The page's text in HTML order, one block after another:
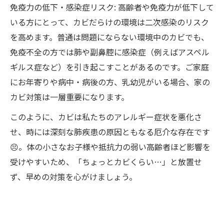
免疫力の低下・感染症リスク: 高齢者や免疫力が低下して
いる方にとって、カビだらけの環境は二次感染のリスク
を高めます。普通は問題にならない環境中のカビでも、
免疫不全の方では肺や副鼻腔に感染症（例えばアスペル
ギルス症など）を引き起こすことがあるのです。ご家庭
にお年寄りや病中・病後の方、乳幼児がいる場合、家の
カビ対策は一層重要になります。
このように、カビは私たちのアレルギー症状を悪化さ
せ、時には深刻な肺疾患の原因ともなる厄介な存在です
😣。体の小さなお子様や抵抗力の弱い高齢者ほど影響を
受けやすいため、「ちょっとカビくらい…」と放置せ
ず、早めの対策を心がけましょう。